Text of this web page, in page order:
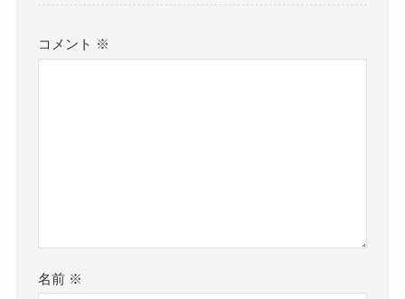
コメント ※
名前 ※